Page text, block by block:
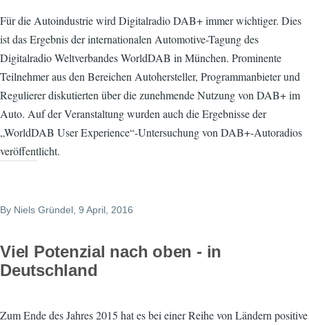
Für die Autoindustrie wird Digitalradio DAB+ immer wichtiger. Dies
ist das Ergebnis der internationalen Automotive-Tagung des
Digitalradio Weltverbandes WorldDAB in München. Prominente
Teilnehmer aus den Bereichen Autohersteller, Programmanbieter und
Regulierer diskutierten über die zunehmende Nutzung von DAB+ im
Auto. Auf der Veranstaltung wurden auch die Ergebnisse der
„WorldDAB User Experience“-Untersuchung von DAB+-Autoradios
veröffentlicht.
By Niels Gründel , 9 April, 2016
Viel Potenzial nach oben - in
Deutschland
Zum Ende des Jahres 2015 hat es bei einer Reihe von Ländern positive